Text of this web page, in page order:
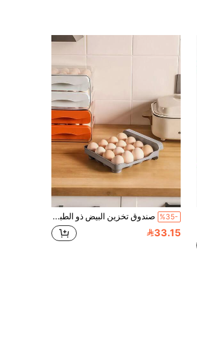
%35- صندوق تخزين البيض ذو الطبقتين للثلاجة - مانع للتسرب، متعدد الوظائف، مقاوم للصدمات، مقاوم للكسر - مثالي لتخزين وتنظيم البيض - قابل للغسل - أداة مطبخ منزلية، مناسب لعيد الفصح، صينية تخزين البيض
33.15